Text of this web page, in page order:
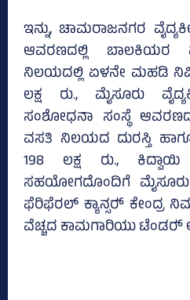
ಇನ್ನು, ಚಾಮರಾಜನಗರ
ಆವರಣದಲ್ಲಿ ಬಾಲಕಿಯರ
ನಿಲಯದಲ್ಲಿ ಏಳನೇ ಮಹಡಿ
ಲಕ್ಷ ರು., ಮೈಸೂರು
ಸಂಶೋಧನಾ ಸಂಸ್ಥೆ
ವಸತಿ ನಿಲಯದ ದುರಸ್ತಿ
198 ಲಕ್ಷ ರು., ಕಿದ್ವಾಯಿ
ಸಹಯೋಗದೊಂದಿಗೆ ಮೈಸೂರು
ಫೆರಿಫೆರಲ್‌ ಕ್ಯಾನ್ಸರ್‍‌ ಕೇಂದ್ರ
ವೆಚ್ಚದ ಕಾಮಗಾರಿಯು ಟೆಂಡರ್‍‌